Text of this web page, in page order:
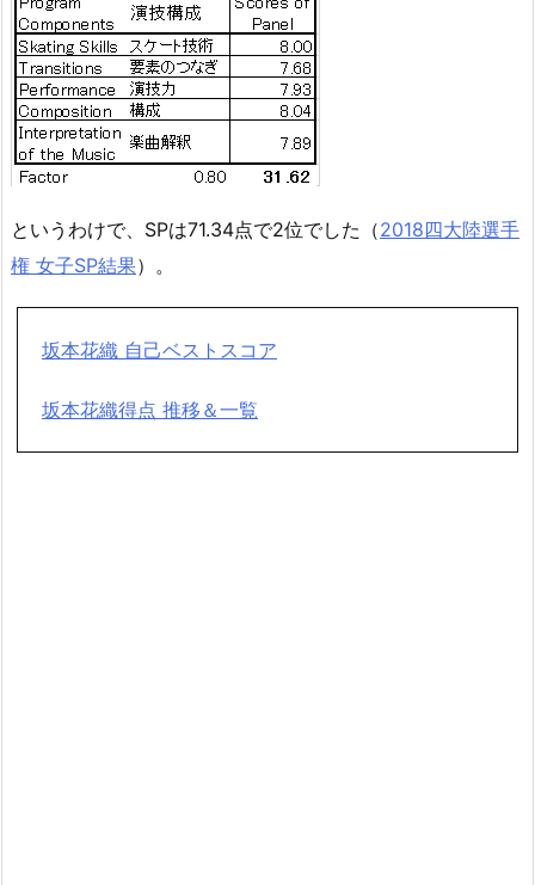
というわけで、SPは71.34点で2位でした（2018四大陸選手
権 女子SP結果）。
坂本花織 自己ベストスコア
坂本花織得点 推移＆一覧